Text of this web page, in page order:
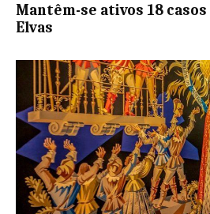
Mantêm-se ativos 18 casos
Elvas